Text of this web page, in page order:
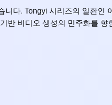
다. Tongyi 시리즈의 일환인
반 비디오 생성의 민주화를 향